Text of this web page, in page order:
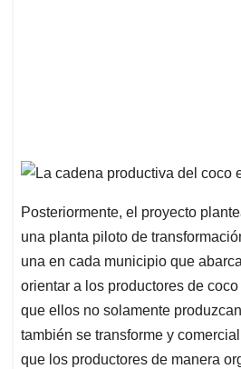
Posteriormente, el proyecto
una planta piloto de
una en cada municipio que
orientar a los productores de
que ellos no solamente
también se transforme y
que los productores de manera